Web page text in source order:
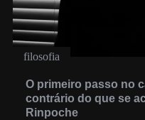
filosofia
O primeiro passo no
contrário do que se
Rinpoche